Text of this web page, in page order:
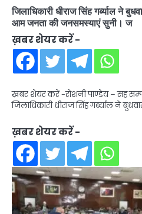
जिलाधिकारी धीराज सिंह गर्ब्याल ने
आम जनता की जनसमस्याएं सुनी। ज
ख़बर शेयर करें -
ख़बर शेयर करें -रोशनी पाण्डेय – सह
जिलाधिकारी धीराज सिंह गर्ब्याल ने
ख़बर शेयर करें -